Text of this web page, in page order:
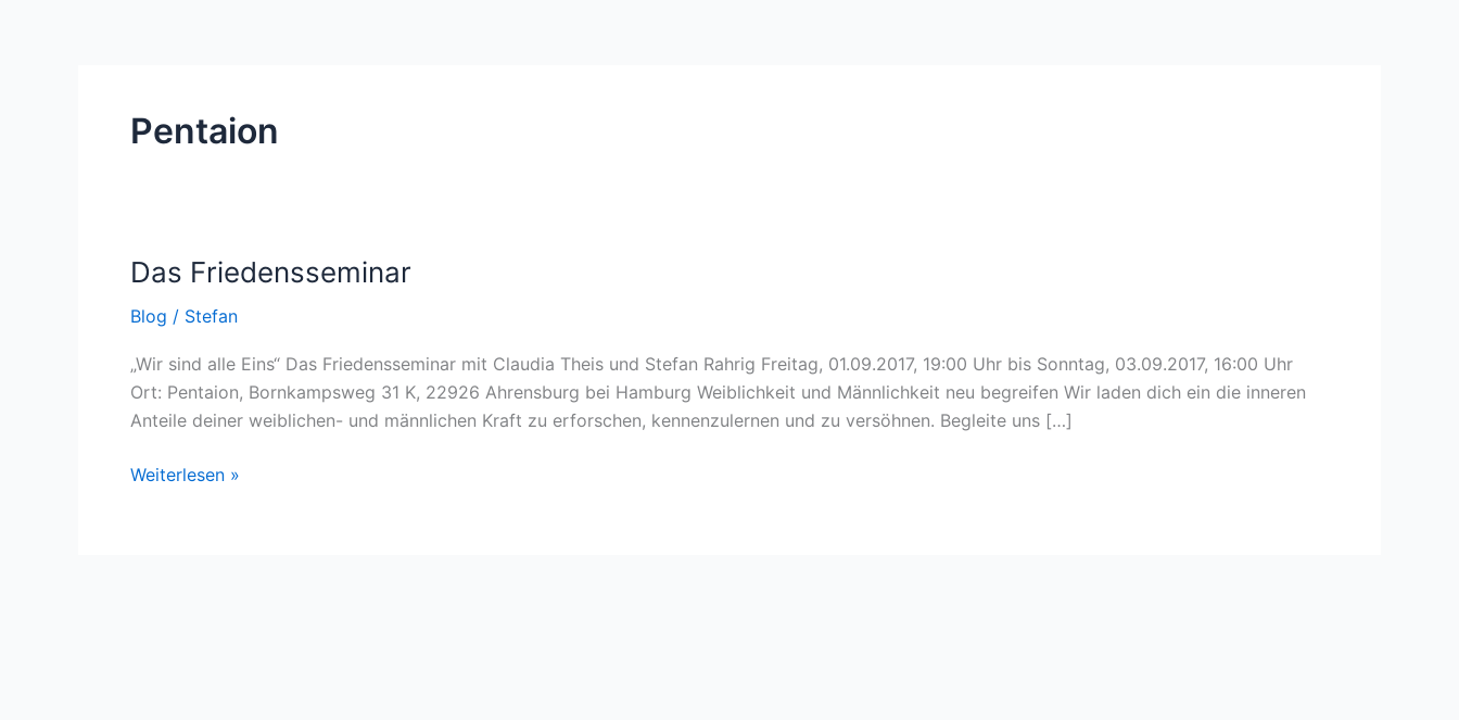
Pentaion
Das Friedensseminar
Blog / Stefan
„Wir sind alle Eins“ Das Friedensseminar mit Claudia Theis und Stefan Rahrig Freitag, 01.09.2017, 19:00 Uhr bis Sonntag, 03.09.2017, 16:00 Uhr
Ort: Pentaion, Bornkampsweg 31 K, 22926 Ahrensburg bei Hamburg Weiblichkeit und Männlichkeit neu begreifen Wir laden dich ein die inneren
Anteile deiner weiblichen- und männlichen Kraft zu erforschen, kennenzulernen und zu versöhnen. Begleite uns […]
Das
Weiterlesen »